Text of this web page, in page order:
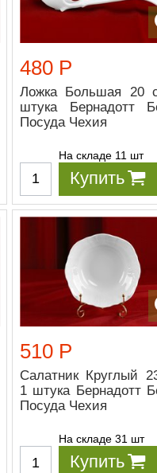
480 Р
Ложка Большая 20
штука Бернадотт
Посуда Чехия
На складе 11 шт
Купить
510 Р
Салатник Круглый
1 штука Бернадотт
Посуда Чехия
На складе 31 шт
Купить